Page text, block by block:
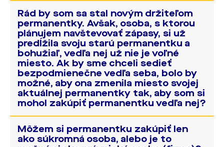
Áno, je to možné v pokladni alebo v
predajni DAC Store.
Rád by som sa stal novým držiteľom
permanentky. Avšak, osoba, s ktorou
plánujem navštevovať zápasy, si už
predĺžila svoju starú permanentku a
bohužiaľ, vedľa nej už nie je voľné
miesto. Ak by sme chceli sedieť
bezpodmienečne vedľa seba, bolo by
možné, aby ona zmenila miesto svojej
aktuálnej permanentky tak, aby som si
mohol zakúpiť permanentku vedľa nej?
Áno, je možné zmeniť umiestnenie už
predĺženej permanentky. Tento úkon je
Môžem si permanentku zakúpiť len
ako súkromná osoba, alebo je to